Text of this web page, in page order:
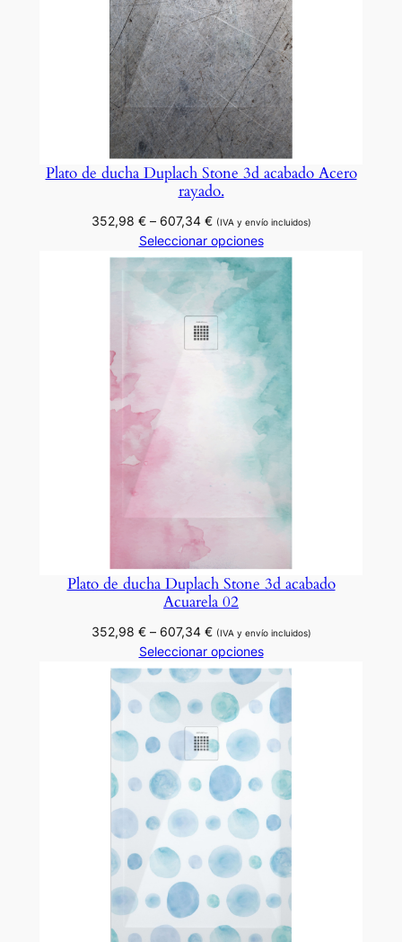
Plato de ducha Duplach Stone 3d acabado Acero
rayado.
352,98 € – 607,34 €Rango
de
precios:
desde
352,98 €
hasta
607,34 €
(IVA y envío incluidos)
Seleccionar opciones
Plato de ducha Duplach Stone 3d acabado
Acuarela 02
352,98 € – 607,34 €Rango
de
precios:
desde
352,98 €
hasta
607,34 €
(IVA y envío incluidos)
Seleccionar opciones